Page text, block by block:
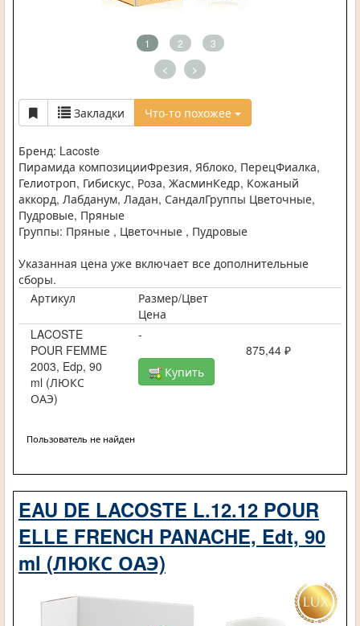
1 2 3
< >
Закладки Что-то похожее
Бренд: Lacoste
Пирамида композицииФрезия, Яблоко, ПерецФиалка,
Гелиотроп, Гибискус, Роза, ЖасминКедр, Кожаный
аккорд, Лабданум, Ладан, СандалГруппы Цветочные,
Пудровые, Пряные
Группы: Пряные , Цветочные , Пудровые
Указанная цена уже включает все дополнительные
сборы.
Артикул
Размер/Цвет
Цена
LACOSTE
POUR FEMME
2003, Edp, 90
ml (ЛЮКС
ОАЭ)
-
875,44 ₽
Купить
Пользователь не найден
EAU DE LACOSTE L.12.12 POUR
ELLE FRENCH PANACHE, Edt, 90
ml (ЛЮКС ОАЭ)